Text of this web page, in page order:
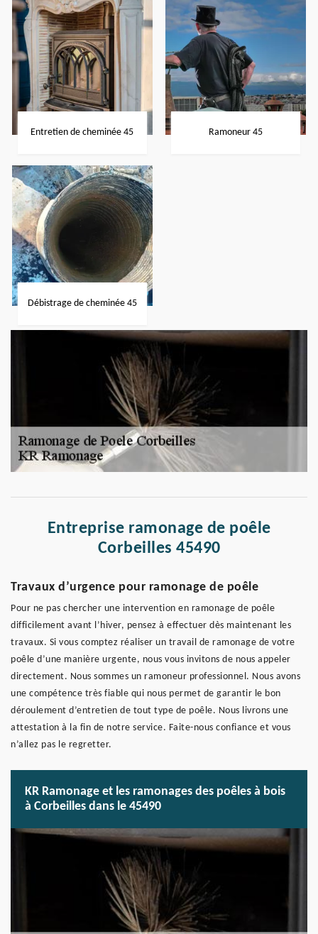
Entretien de cheminée 45 Ramoneur 45
Débistrage de cheminée 45
Entreprise ramonage de poêle
Corbeilles 45490
Travaux d’urgence pour ramonage de poêle
Pour ne pas chercher une intervention en ramonage de poêle
difficilement avant l’hiver, pensez à effectuer dès maintenant les
travaux. Si vous comptez réaliser un travail de ramonage de votre
poêle d’une manière urgente, nous vous invitons de nous appeler
directement. Nous sommes un ramoneur professionnel. Nous avons
une compétence très fiable qui nous permet de garantir le bon
déroulement d’entretien de tout type de poêle. Nous livrons une
attestation à la fin de notre service. Faite-nous confiance et vous
n’allez pas le regretter.
KR Ramonage et les ramonages des poêles à bois
à Corbeilles dans le 45490